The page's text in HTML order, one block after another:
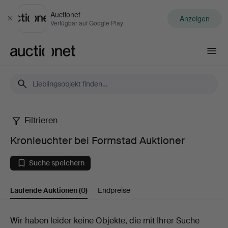
Schließen
Auctionet
Verfügbar auf Google Play Anzeigen
Kronleuchter
bei
Formstad
Auktioner
Filtrieren
Kronleuchter bei Formstad Auktioner
Suche speichern
Laufende Auktionen(0) Endpreise
Laufende
Wir haben leider keine Objekte, die mit Ihrer Suche